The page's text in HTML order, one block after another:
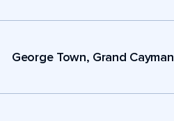
George Town, Grand Cayman